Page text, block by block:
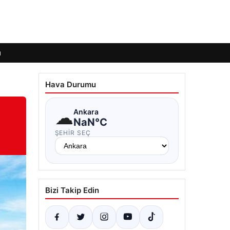
Hava Durumu
☁Ankara
NaN°C
ŞEHIR SEÇ
Bizi Takip Edin